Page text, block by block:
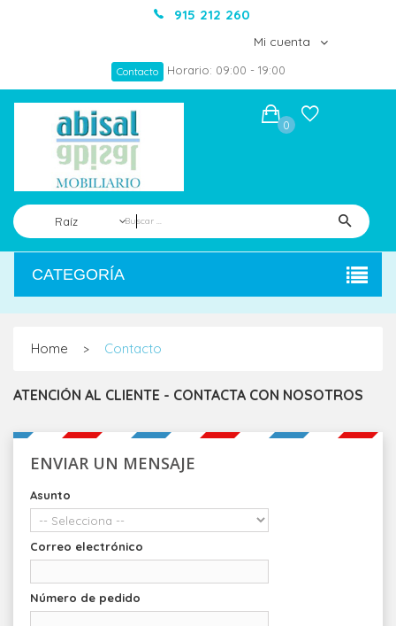
915 212 260
Mi cuenta
Contacto Horario: 09:00 - 19:00
Raíz
0
CATEGORÍA
Home > Contacto
ATENCIÓN AL CLIENTE - CONTACTA CON NOSOTROS
ENVIAR UN MENSAJE
Asunto
Correo electrónico
Número de pedido